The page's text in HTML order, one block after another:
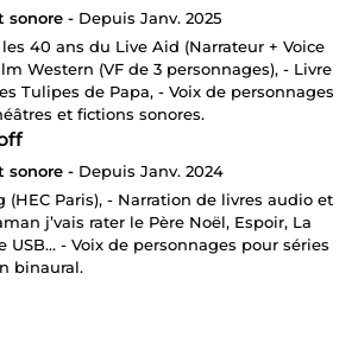
sonore - Depuis Janv. 2025
40 ans du Live Aid (Narrateur + Voice
Western (VF de 3 personnages), - Livre
Tulipes de Papa, - Voix de personnages
et fictions sonores.
sonore - Depuis Janv. 2024
(HEC Paris), - Narration de livres audio et
j’vais rater le Père Noël, Espoir, La
USB… - Voix de personnages pour séries
binaural.